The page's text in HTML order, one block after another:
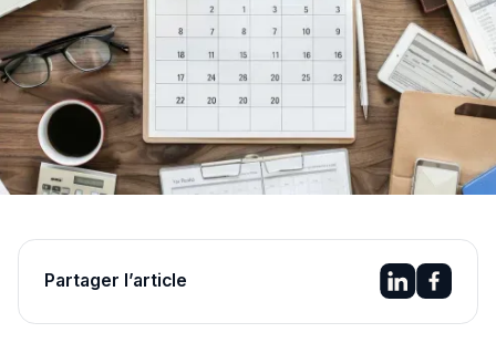
Partager l’article